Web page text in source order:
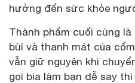
hưởng đến sức khỏe
Thành phẩm cuối cùng
bùi và thanh mát của
vẫn giữ nguyên khi
gọi bia làm bạn dễ say